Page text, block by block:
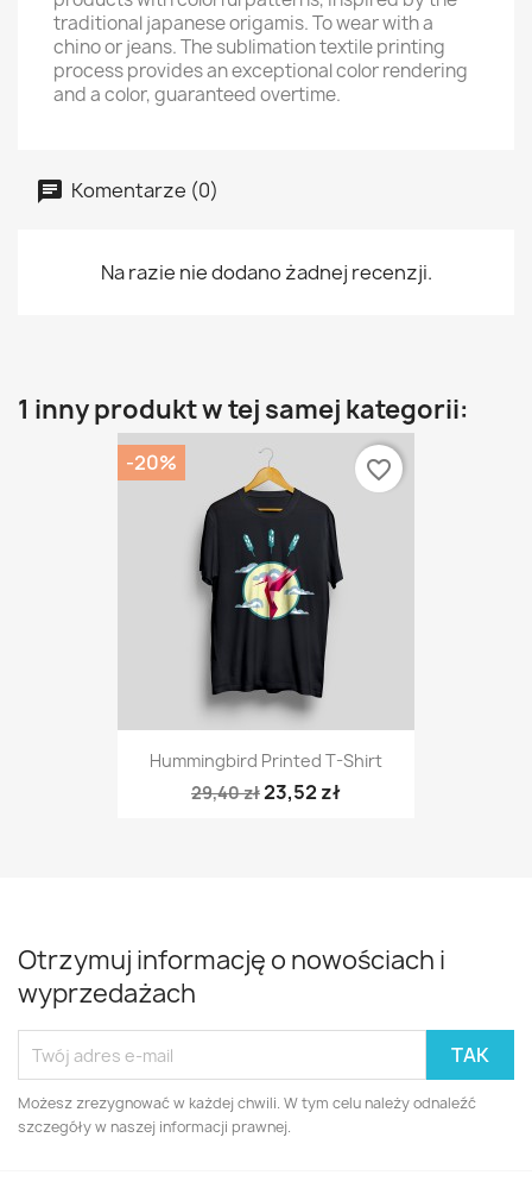
traditional japanese origamis. To wear with a
chino or jeans. The sublimation textile printing
process provides an exceptional color rendering
and a color, guaranteed overtime.
Komentarze (0)
Na razie nie dodano żadnej recenzji.
1 inny produkt w tej samej kategorii:
Hummingbird Printed T-Shirt
29,40 zł23,52 zł
-20% favorite_border
Otrzymuj informację o nowościach i
wyprzedażach
Możesz zrezygnować w każdej chwili. W tym celu należy odnaleźć
szczegóły w naszej informacji prawnej.